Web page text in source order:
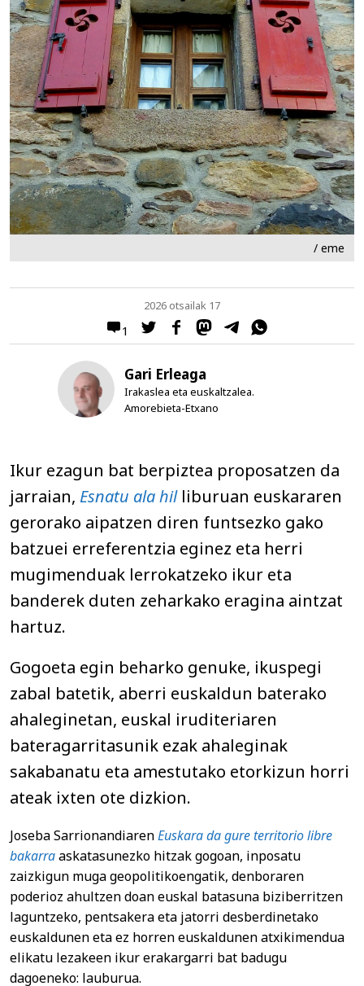
/ eme
1
2026 otsailak 17
Gari Erleaga
Irakaslea eta euskaltzalea.
Amorebieta-Etxano
Ikur ezagun bat berpiztea proposatzen da
jarraian, Esnatu ala hilliburuan euskararen
gerorako aipatzen diren funtsezko gako
batzuei erreferentzia eginez eta herri
mugimenduak lerrokatzeko ikur eta
banderek duten zeharkako eragina aintzat
hartuz.
Gogoeta egin beharko genuke, ikuspegi
zabal batetik, aberri euskaldun baterako
ahaleginetan, euskal iruditeriaren
bateragarritasunik ezak ahaleginak
sakabanatu eta amestutako etorkizun horri
ateak ixten ote dizkion.
Joseba SarrionandiarenEuskara da gure territorio libre
bakarraaskatasunezko hitzak gogoan, inposatu
zaizkigun muga geopolitikoengatik, denboraren
poderioz ahultzen doan euskal batasuna biziberritzen
laguntzeko, pentsakera eta jatorri desberdinetako
euskaldunen eta ez horren euskaldunen atxikimendua
elikatu lezakeen ikur erakargarri bat badugu
dagoeneko: lauburua.